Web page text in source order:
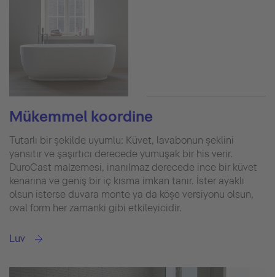
Mükemmel koordine
Tutarlı bir şekilde uyumlu: Küvet, lavabonun şeklini
yansıtır ve şaşırtıcı derecede yumuşak bir his verir.
DuroCast malzemesi, inanılmaz derecede ince bir küvet
kenarına ve geniş bir iç kısma imkan tanır. İster ayaklı
olsun isterse duvara monte ya da köşe versiyonu olsun,
oval form her zamanki gibi etkileyicidir.
Luv